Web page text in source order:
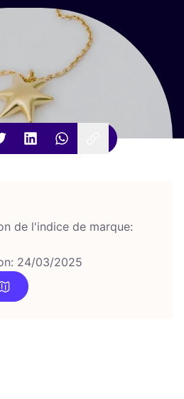
de l'indice de marque:
24/03/2025